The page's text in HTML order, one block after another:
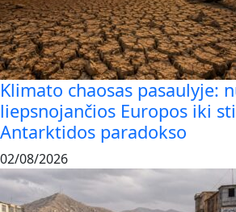
Klimato chaosas pasaulyje:
liepsnojančios Europos iki
Antarktidos paradokso
02/08/2026